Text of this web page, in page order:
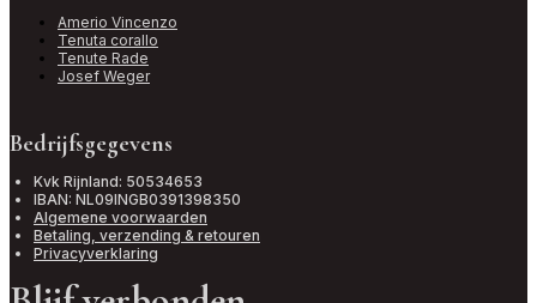
Amerio Vincenzo
Tenuta corallo
Tenute Rade
Josef Weger
Bedrijfsgegevens
Kvk Rijnland: 50534653
IBAN: NL09INGB0391398350
Algemene voorwaarden
Betaling, verzending & retouren
Privacyverklaring